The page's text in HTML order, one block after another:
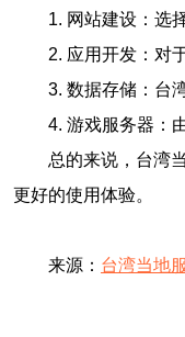
1. 网站建设：选
2. 应用开发：对
3. 数据存储：台
4. 游戏服务器：
总的来说，台湾
更好的使用体验。
来源： 台湾当地